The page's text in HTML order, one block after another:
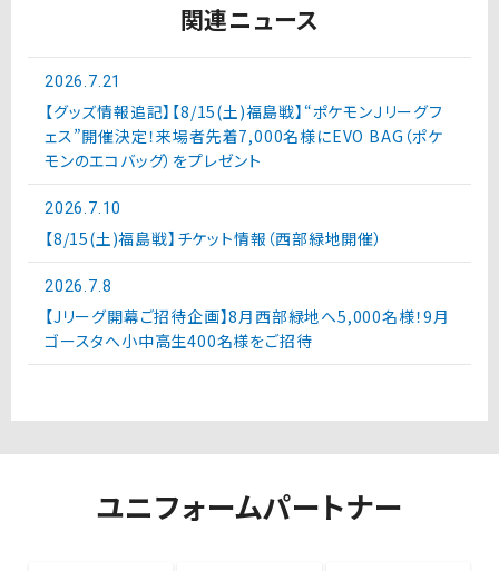
関連ニュース
2026.7.21
【グッズ情報追記】【8/15(土)福島戦】“ポケモンＪリーグフ
ェス”開催決定！来場者先着7,000名様にEVO BAG（ポケ
モンのエコバッグ）をプレゼント
2026.7.10
【8/15(土)福島戦】チケット情報（西部緑地開催）
2026.7.8
【Jリーグ開幕ご招待企画】8月西部緑地へ5,000名様！9月
ゴースタへ小中高生400名様をご招待
ユニフォームパートナー